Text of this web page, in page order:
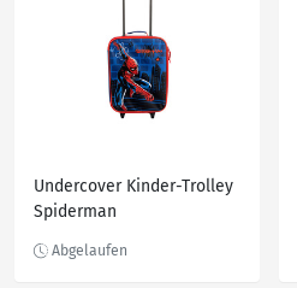
Undercover Kinder-Trolley
Spiderman